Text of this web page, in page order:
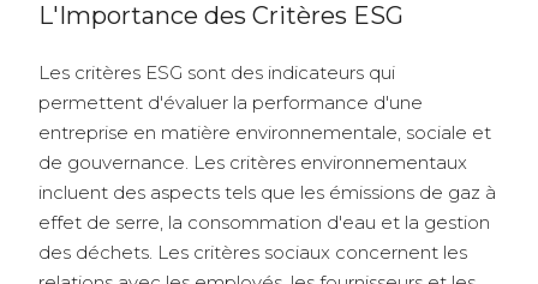
L'Importance des Critères ESG
Les critères ESG sont des indicateurs qui
permettent d'évaluer la performance d'une
entreprise en matière environnementale, sociale et
de gouvernance. Les critères environnementaux
incluent des aspects tels que les émissions de gaz à
effet de serre, la consommation d'eau et la gestion
des déchets. Les critères sociaux concernent les